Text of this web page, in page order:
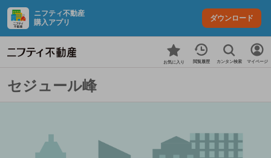
ニフティ不動産
購入アプリ
ダウンロード
お気に入り 閲覧履歴 カンタン検索 マイページ
セジュール峰